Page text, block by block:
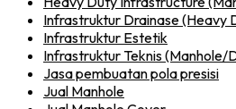
Infrastruktur Drainase (Heavy
Infrastruktur Estetik
Infrastruktur Teknis (Manhole/
Jasa pembuatan pola presisi
Jual Manhole